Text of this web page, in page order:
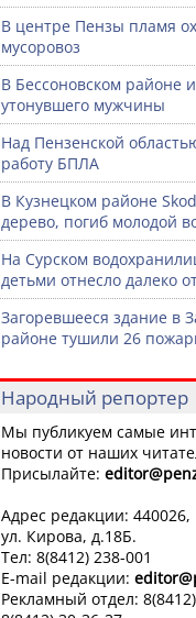
В центре Пензы пламя
мусоровоз
В Бессоновском районе
утонувшего мужчины
Над Пензенской
работу БПЛА
В Кузнецком районе
дерево, погиб молодой
На Сурском
детьми отнесло далеко
Загоревшееся здание в
районе тушили 26
Народный репортер
Мы публикуем самые
новости от наших
Присылайте: editor
Адрес редакции: 440026,
ул. Кирова, д.18Б.
Тел: 8(8412) 238-001
E-mail редакции: editor
Рекламный отдел: